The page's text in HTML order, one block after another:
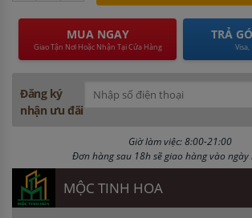
MUA NGAY
Giao Tận Nơi Hoặc Nhận Tại Cửa Hàng
TRẢ
Visa,
Đăng ký
nhận ưu đãi
Giờ làm việc: 8:00-21:00
Đơn hàng sau 18h sẽ giao hàng vào ngày
MỘC TINH HOA